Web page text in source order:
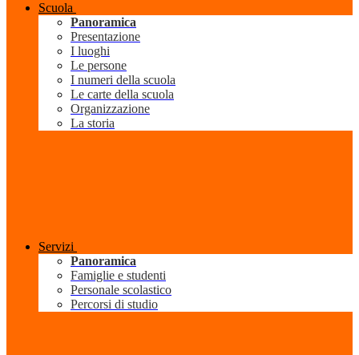
Scuola
Panoramica
Presentazione
I luoghi
Le persone
I numeri della scuola
Le carte della scuola
Organizzazione
La storia
Servizi
Panoramica
Famiglie e studenti
Personale scolastico
Percorsi di studio